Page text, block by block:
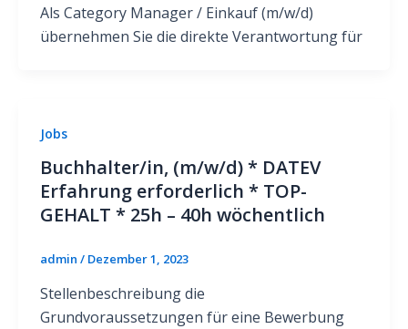
Als Category Manager / Einkauf (m/w/d)
übernehmen Sie die direkte Verantwortung für
Jobs
Buchhalter/in, (m/w/d) * DATEV
Erfahrung erforderlich * TOP-
GEHALT * 25h – 40h wöchentlich
admin / Dezember 1, 2023
Stellenbeschreibung die
Grundvoraussetzungen für eine Bewerbung